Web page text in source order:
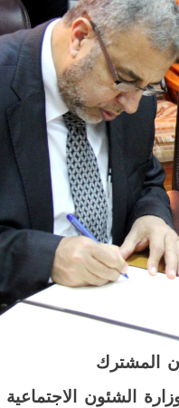
المشترك
الشئون الاجتماعية